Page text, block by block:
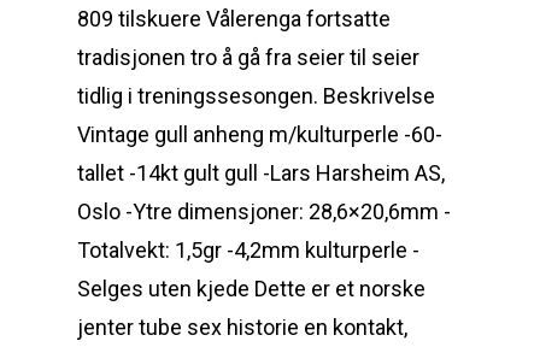
809 tilskuere Vålerenga fortsatte
tradisjonen tro å gå fra seier til seier
tidlig i treningssesongen. Beskrivelse
Vintage gull anheng m/kulturperle -60-
tallet -14kt gult gull -Lars Harsheim AS,
Oslo -Ytre dimensjoner: 28,6×20,6mm -
Totalvekt: 1,5gr -4,2mm kulturperle -
Selges uten kjede Dette er et norske
jenter tube sex historie en kontakt,